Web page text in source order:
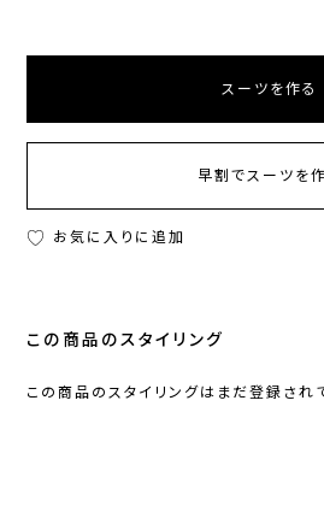
スーツを作る
早割でスーツを
お気に入りに追加
この商品のスタイリング
この商品のスタイリングはまだ登録され